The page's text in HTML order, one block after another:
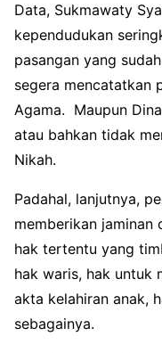
Data, Sukmawaty
kependudukan
pasangan yang
segera mencatatkan
Agama. Maupun
atau bahkan tidak
Nikah.
Padahal, lanjutnya,
memberikan jaminan
hak tertentu yang
hak waris, hak untuk
akta kelahiran anak,
sebagainya.